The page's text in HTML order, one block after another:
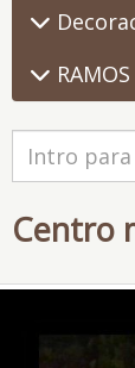
RAMOS
Centro